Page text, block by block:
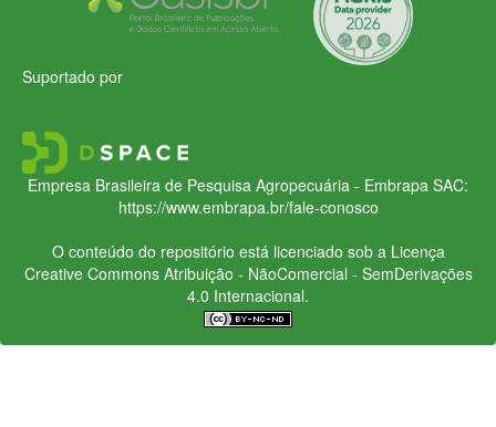
Suportado por
Empresa Brasileira de Pesquisa Agropecuária - Embrapa SAC:
https://www.embrapa.br/fale-conosco
O conteúdo do repositório está licenciado sob a Licença
Creative CommonsAtribuição - NãoComercial - SemDerivações
4.0 Internacional.